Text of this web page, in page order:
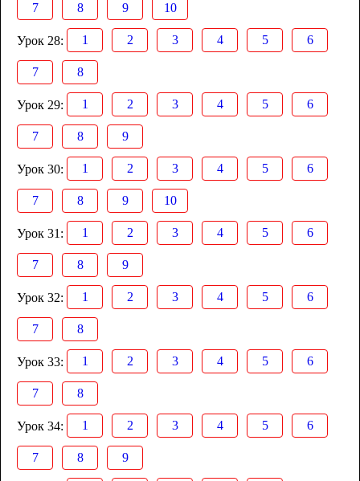
7 8 9 10
Урок 28: 1 2 3 4 5 6
7 8
Урок 29: 1 2 3 4 5 6
7 8 9
Урок 30: 1 2 3 4 5 6
7 8 9 10
Урок 31: 1 2 3 4 5 6
7 8 9
Урок 32: 1 2 3 4 5 6
7 8
Урок 33: 1 2 3 4 5 6
7 8
Урок 34: 1 2 3 4 5 6
7 8 9